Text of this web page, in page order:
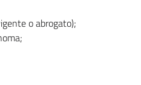
o abrogato);